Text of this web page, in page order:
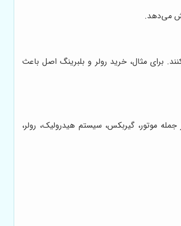
می‌دهد.
برای مثال، خرید رولر و بلبرینگ اصل باعث
موتور، گیربکس، سیستم هیدرولیک، رولر،